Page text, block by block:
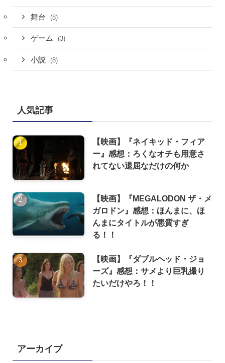
舞台 (8)
ゲーム (3)
小説 (8)
人気記事
【映画】『ネイキッド・フィア
ー』感想：ろくなオチも用意さ
れてない退屈なだけの何か
【映画】『MEGALODON ザ・メ
ガロドン』感想：ほんまに、ほ
んまにタイトルが悪質すぎ
る！！
【映画】『ダブルヘッド・ジョ
ーズ』感想：サメより巨乳撮り
たいだけやろ！！
アーカイブ